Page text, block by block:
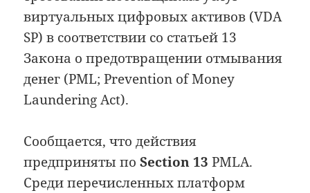
виртуальных цифровых активов (VDA
SP) в соответствии со статьей 13
Закона о предотвращении отмывания
денег (PML; Prevention of Money
Laundering Act).
Сообщается, что действия
предприняты поSection 13 PMLA.
Среди перечисленных платформ